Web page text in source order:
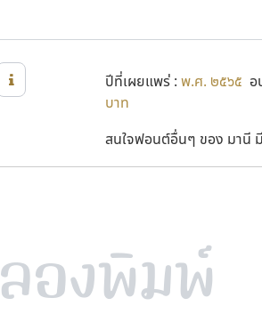
ปีที่เผยแพร่ : พ.ศ. ๒๕๖๕ อ
บาท
สนใจฟอนต์อื่นๆ ของ มานี